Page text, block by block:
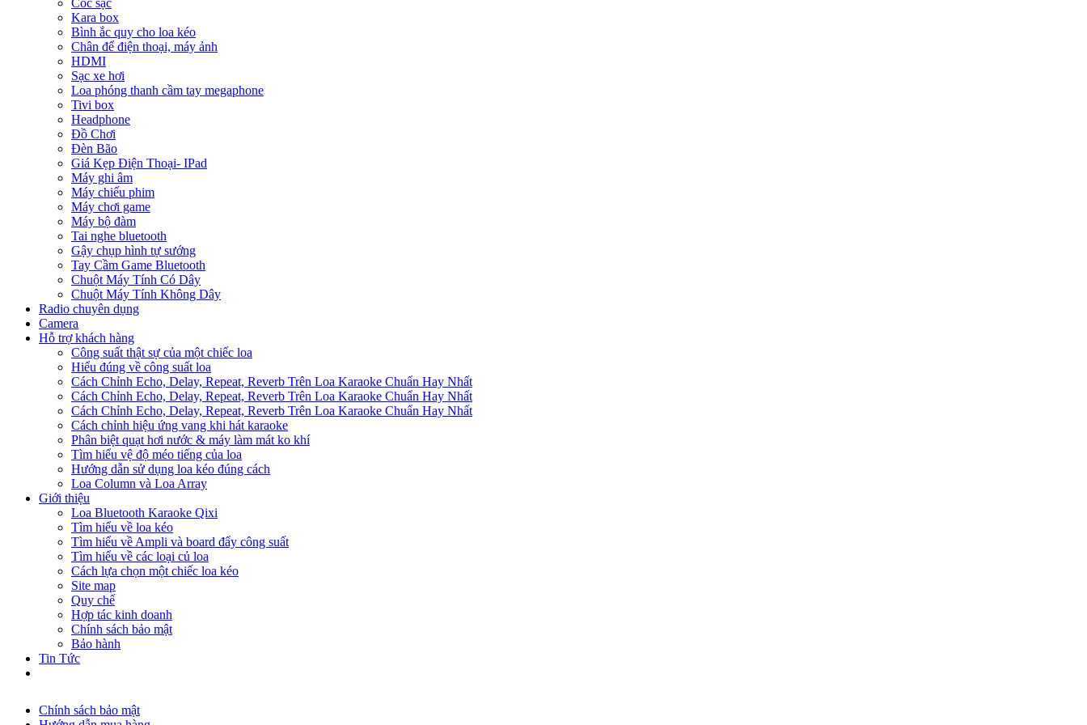
Cóc sạc
Kara box
Bình ắc quy cho loa kéo
Chân để điện thoại, máy ảnh
HDMI
Sạc xe hơi
Loa phóng thanh cầm tay megaphone
Tivi box
Headphone
Đồ Chơi
Đèn Bão
Giá Kẹp Điện Thoại- IPad
Máy ghi âm
Máy chiếu phim
Máy chơi game
Máy bộ đàm
Tai nghe bluetooth
Gậy chụp hình tự sướng
Tay Cầm Game Bluetooth
Chuột Máy Tính Có Dây
Chuột Máy Tính Không Dây
Radio chuyên dụng
Camera
Hỗ trợ khách hàng
Công suất thật sự của một chiếc loa
Hiểu đúng về công suất loa
Cách Chỉnh Echo, Delay, Repeat, Reverb Trên Loa Karaoke Chuẩn Hay Nhất
Cách Chỉnh Echo, Delay, Repeat, Reverb Trên Loa Karaoke Chuẩn Hay Nhất
Cách Chỉnh Echo, Delay, Repeat, Reverb Trên Loa Karaoke Chuẩn Hay Nhất
Cách chỉnh hiệu ứng vang khi hát karaoke
Phân biệt quạt hơi nước & máy làm mát ko khí
Tìm hiểu vệ độ méo tiếng của loa
Hướng dẫn sử dụng loa kéo đúng cách
Loa Column và Loa Array
Giới thiệu
Loa Bluetooth Karaoke Qixi
Tìm hiểu về loa kéo
Tìm hiểu về Ampli và board đẩy công suất
Tìm hiểu về các loại củ loa
Cách lựa chọn một chiếc loa kéo
Site map
Quy chế
Hợp tác kinh doanh
Chính sách bảo mật
Bảo hành
Tin Tức
Chính sách bảo mật